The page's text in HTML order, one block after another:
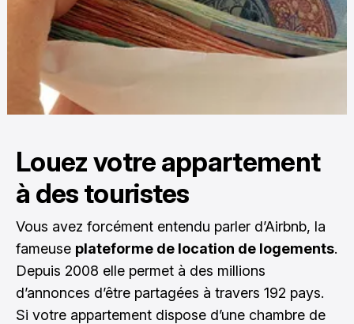
Louez votre appartement
à des touristes
Vous avez forcément entendu parler d’Airbnb, la
fameuse plateforme de location de logements.
Depuis 2008 elle permet à des millions
d’annonces d’être partagées à travers 192 pays.
Si votre appartement dispose d’une chambre de